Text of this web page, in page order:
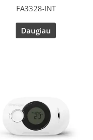
FA3328-INT
Daugiau